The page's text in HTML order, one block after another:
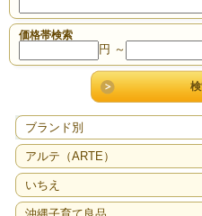
価格帯検索
円 ～
ブランド別
アルテ（ARTE）
いちえ